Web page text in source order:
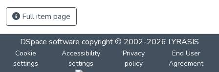
Full item page
DSpace software copyright © 2002-2026 LYRASIS
Cookie
settings
Accessibility
settings
Privacy
policy
End User
Agreement